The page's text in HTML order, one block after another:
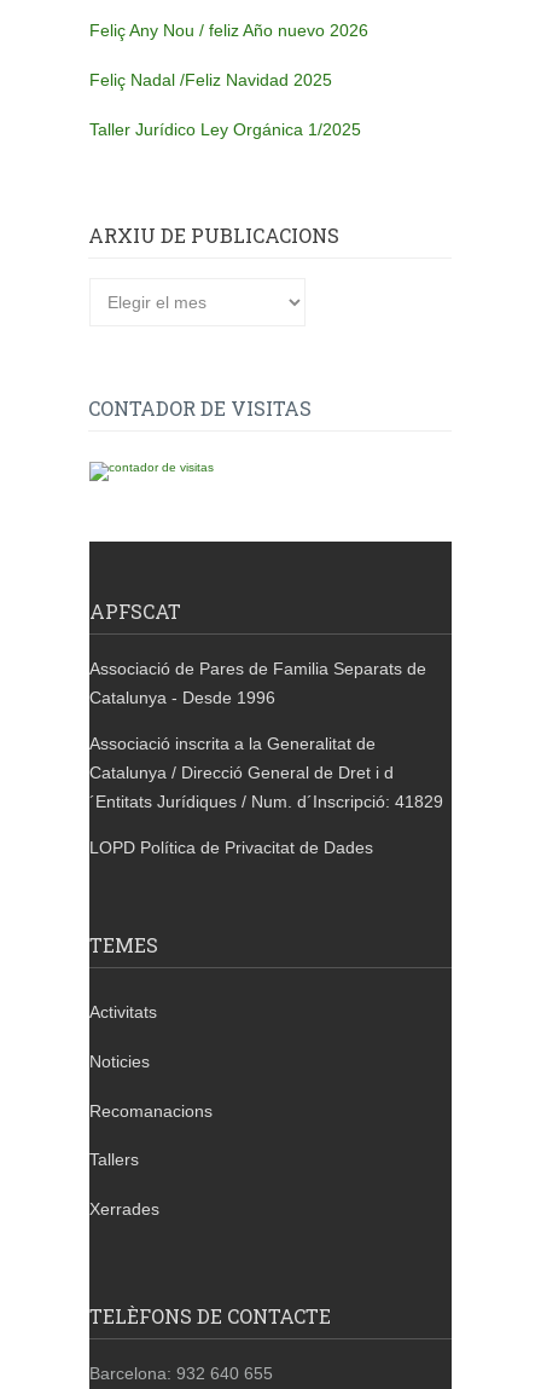
Feliç Any Nou / feliz Año nuevo 2026
Feliç Nadal /Feliz Navidad 2025
Taller Jurídico Ley Orgánica 1/2025
ARXIU DE PUBLICACIONS
CONTADOR DE VISITAS
APFSCAT
Associació de Pares de Familia Separats de
Catalunya - Desde 1996
Associació inscrita a la Generalitat de
Catalunya / Direcció General de Dret i d
´Entitats Jurídiques / Num. d´Inscripció: 41829
LOPD Política de Privacitat de Dades
TEMES
Activitats
Noticies
Recomanacions
Tallers
Xerrades
TELÈFONS DE CONTACTE
Barcelona: 932 640 655